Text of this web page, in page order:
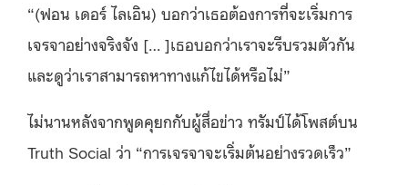
“(ฟอน เดอร์ ไลเอิน) บอกว่าเธอต้องการที่จะเริ่มการ
เจรจาอย่างจริงจัง [… ]เธอบอกว่าเราจะรีบรวมตัวกัน
และดูว่าเราสามารถหาทางแก้ไขได้หรือไม่”
ไม่นานหลังจากพูดคุยกกับผู้สื่อข่าว ทรัมป์ได้โพสต์บน
Truth Social ว่า “การเจรจาจะเริ่มต้นอย่างรวดเร็ว”